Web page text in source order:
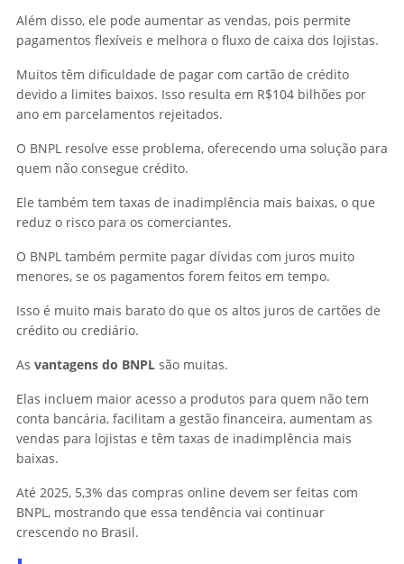
Além disso, ele pode aumentar as vendas, pois permite
pagamentos flexíveis e melhora o fluxo de caixa dos lojistas.
Muitos têm dificuldade de pagar com cartão de crédito
devido a limites baixos. Isso resulta em R$104 bilhões por
ano em parcelamentos rejeitados.
O BNPL resolve esse problema, oferecendo uma solução para
quem não consegue crédito.
Ele também tem taxas de inadimplência mais baixas, o que
reduz o risco para os comerciantes.
O BNPL também permite pagar dívidas com juros muito
menores, se os pagamentos forem feitos em tempo.
Isso é muito mais barato do que os altos juros de cartões de
crédito ou crediário.
As vantagens do BNPL são muitas.
Elas incluem maior acesso a produtos para quem não tem
conta bancária, facilitam a gestão financeira, aumentam as
vendas para lojistas e têm taxas de inadimplência mais
baixas.
Até 2025, 5,3% das compras online devem ser feitas com
BNPL, mostrando que essa tendência vai continuar
crescendo no Brasil.